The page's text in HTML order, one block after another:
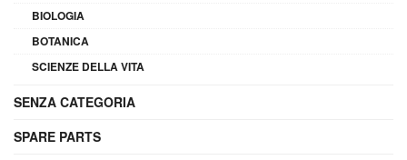
BIOLOGIA
BOTANICA
SCIENZE DELLA VITA
SENZA CATEGORIA
SPARE PARTS